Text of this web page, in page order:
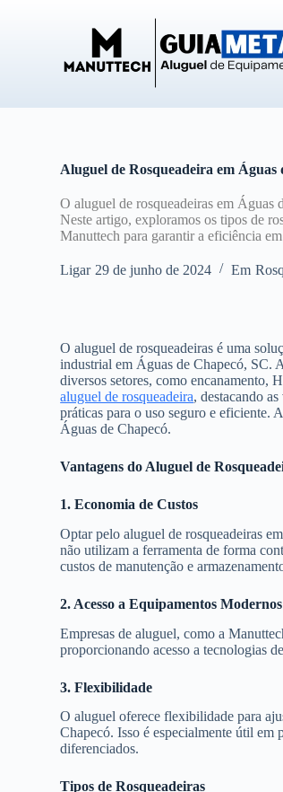
Aluguel de Rosqueadeira em Águas
O aluguel de rosqueadeiras em Águas
Neste artigo, exploramos os tipos de
Manuttech para garantir a eficiência
Ligar 29 de junho de 2024 Em
O aluguel de rosqueadeiras é uma
industrial em Águas de Chapecó, SC.
diversos setores, como encanamento,
aluguel de rosqueadeira, destacando
práticas para o uso seguro e eficiente.
Águas de Chapecó.
Vantagens do Aluguel de
1. Economia de Custos
Optar pelo aluguel de rosqueadeiras
não utilizam a ferramenta de forma
custos de manutenção e
2. Acesso a Equipamentos Modernos
Empresas de aluguel, como a
proporcionando acesso a tecnologias
3. Flexibilidade
O aluguel oferece flexibilidade para
Chapecó. Isso é especialmente útil em
diferenciados.
Tipos de Rosqueadeiras